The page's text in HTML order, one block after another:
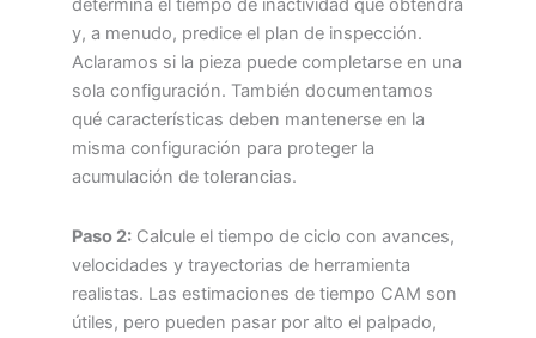
determina el tiempo de inactividad que obtendrá
y, a menudo, predice el plan de inspección.
Aclaramos si la pieza puede completarse en una
sola configuración. También documentamos
qué características deben mantenerse en la
misma configuración para proteger la
acumulación de tolerancias.
Paso 2: Calcule el tiempo de ciclo con avances,
velocidades y trayectorias de herramienta
realistas. Las estimaciones de tiempo CAM son
útiles, pero pueden pasar por alto el palpado,